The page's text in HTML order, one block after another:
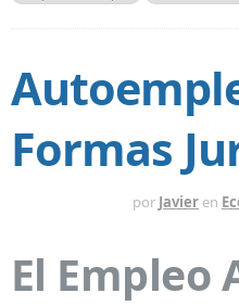
Formas
por Javier en
El Empleo